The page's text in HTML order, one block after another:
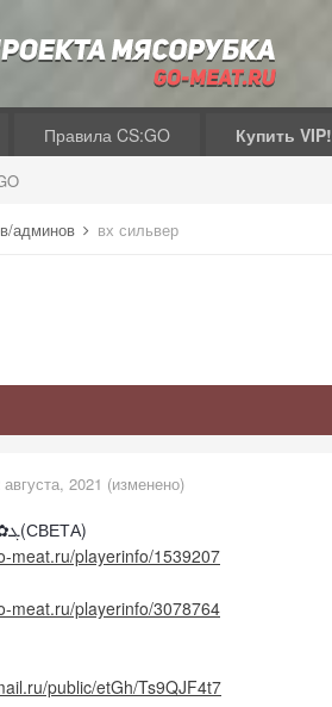
Правила CS:GO Купить VIP!
админов вх сильвер
2021 (изменено)
1. ŞupêRMenŦ ✿ܓ(СВЕТА)
meat.ru/playerinfo/1539207
meat.ru/playerinfo/3078764
public/etGh/Ts9QJF4t7